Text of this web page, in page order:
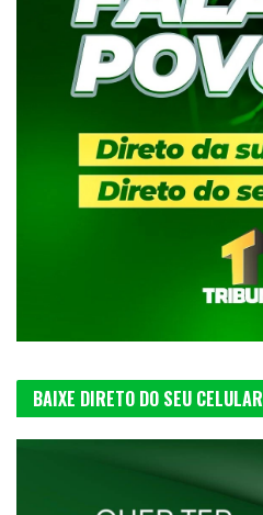
BAIXE DIRETO DO SEU CELULAR